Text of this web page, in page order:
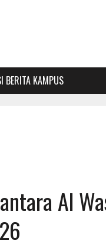
BERITA KAMPUS
Al